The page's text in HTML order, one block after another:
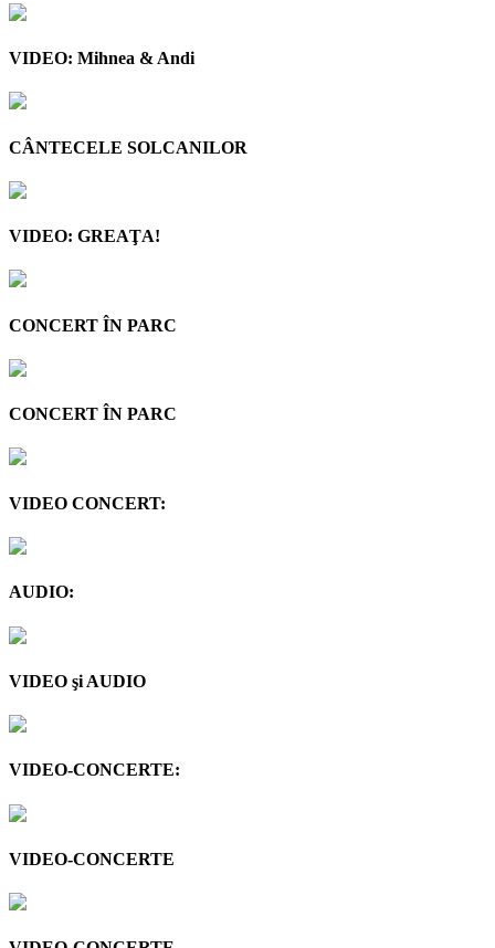
VIDEO: Mihnea & Andi
CÂNTECELE SOLCANILOR
VIDEO: GREAŢA!
CONCERT ÎN PARC
CONCERT ÎN PARC
VIDEO CONCERT:
AUDIO:
VIDEO şi AUDIO
VIDEO-CONCERTE:
VIDEO-CONCERTE